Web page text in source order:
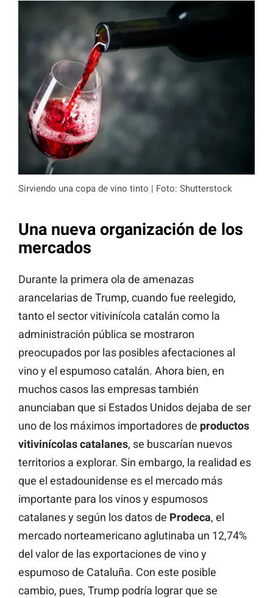
Sirviendo una copa de vino tinto | Foto: Shutterstock
Una nueva organización de los
mercados
Durante la primera ola de amenazas
arancelarias de Trump, cuando fue reelegido,
tanto el sector vitivinícola catalán como la
administración pública se mostraron
preocupados por las posibles afectaciones al
vino y el espumoso catalán. Ahora bien, en
muchos casos las empresas también
anunciaban que si Estados Unidos dejaba de ser
uno de los máximos importadores de productos
vitivinícolas catalanes, se buscarían nuevos
territorios a explorar. Sin embargo, la realidad es
que el estadounidense es el mercado más
importante para los vinos y espumosos
catalanes y según los datos de Prodeca, el
mercado norteamericano aglutinaba un 12,74%
del valor de las exportaciones de vino y
espumoso de Cataluña. Con este posible
cambio, pues, Trump podría lograr que se